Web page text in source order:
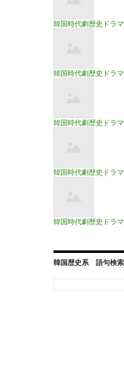
韓国時代劇歴史ドラ
韓国時代劇歴史ドラ
韓国時代劇歴史ドラ
韓国時代劇歴史ドラ
韓国時代劇歴史ドラ
韓国歴史系 語句検索